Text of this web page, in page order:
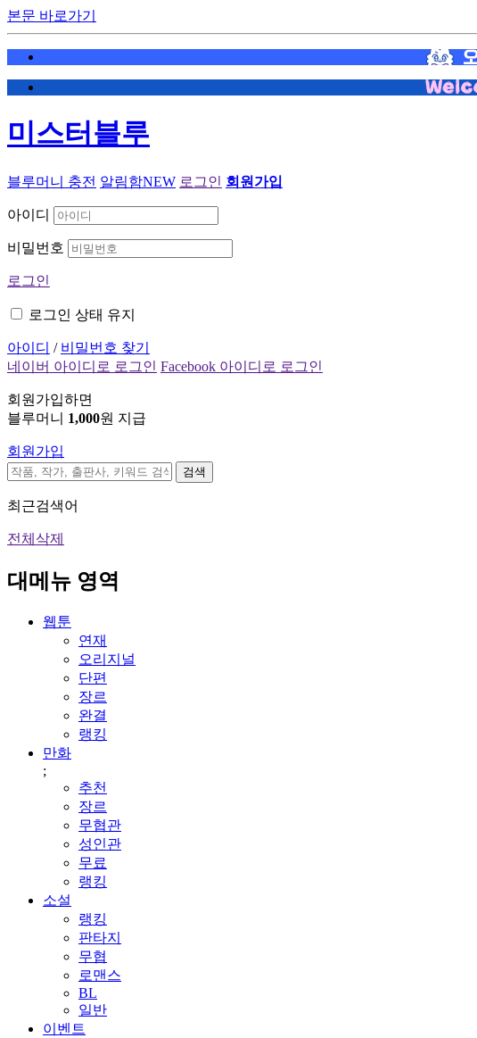
본문 바로가기
미스터블루
블루머니 충전 알림함NEW 로그인 회원가입
아이디
비밀번호
로그인
로그인 상태 유지
아이디 / 비밀번호 찾기
네이버 아이디로 로그인 Facebook 아이디로 로그인
회원가입하면
블루머니 1,000원 지급
회원가입
검색
최근검색어
전체삭제
대메뉴 영역
웹툰
연재
오리지널
단편
장르
완결
랭킹
만화
;
추천
장르
무협관
성인관
무료
랭킹
소설
랭킹
판타지
무협
로맨스
BL
일반
이벤트